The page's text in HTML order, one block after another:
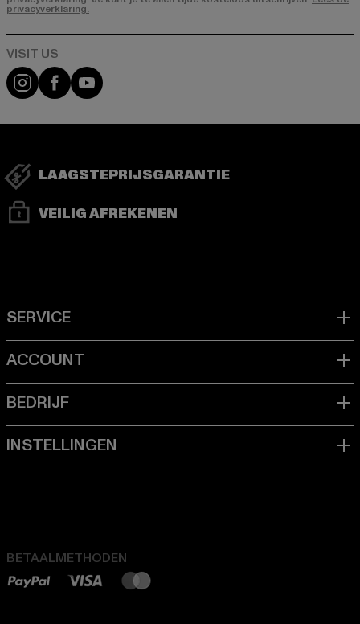
privacyverklaring.
Visit our Instagram page:
Visit our Facebook page:
Visit our YouTube channel:
LAAGSTEPRIJSGARANTIE
VEILIG AFREKENEN
BETAALMETHODEN